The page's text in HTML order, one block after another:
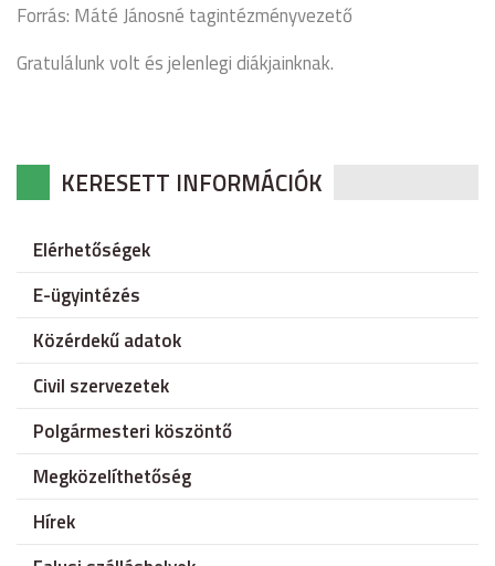
Forrás: Máté Jánosné tagintézményvezető
Gratulálunk volt és jelenlegi diákjainknak.
KERESETT INFORMÁCIÓK
Elérhetőségek
E-ügyintézés
Közérdekű adatok
Civil szervezetek
Polgármesteri köszöntő
Megközelíthetőség
Hírek